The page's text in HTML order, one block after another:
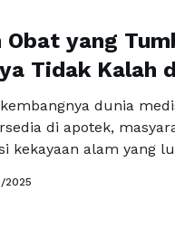
Obat yang
Tidak Kalah
dunia
di apotek,
kekayaan alam yang
perawatan yang
2025